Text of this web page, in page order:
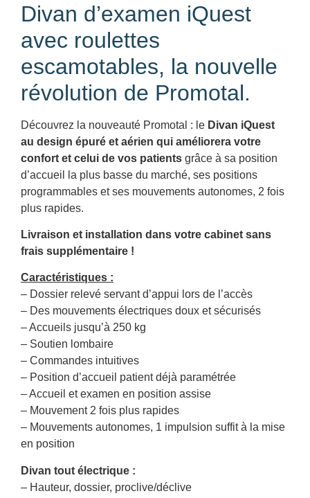
Divan d’examen iQuest
avec roulettes
escamotables, la nouvelle
révolution de Promotal.
Découvrez la nouveauté Promotal : le Divan iQuest
au design épuré et aérien qui améliorera votre
confort et celui de vos patients grâce à sa position
d’accueil la plus basse du marché, ses positions
programmables et ses mouvements autonomes, 2 fois
plus rapides.
Livraison et installation dans votre cabinet sans
frais supplémentaire !
Caractéristiques :
– Dossier relevé servant d’appui lors de l’accès
– Des mouvements électriques doux et sécurisés
– Accueils jusqu’à 250 kg
– Soutien lombaire
– Commandes intuitives
– Position d’accueil patient déjà paramétrée
– Accueil et examen en position assise
– Mouvement 2 fois plus rapides
– Mouvements autonomes, 1 impulsion suffit à la mise
en position
Divan tout électrique :
– Hauteur, dossier, proclive/déclive